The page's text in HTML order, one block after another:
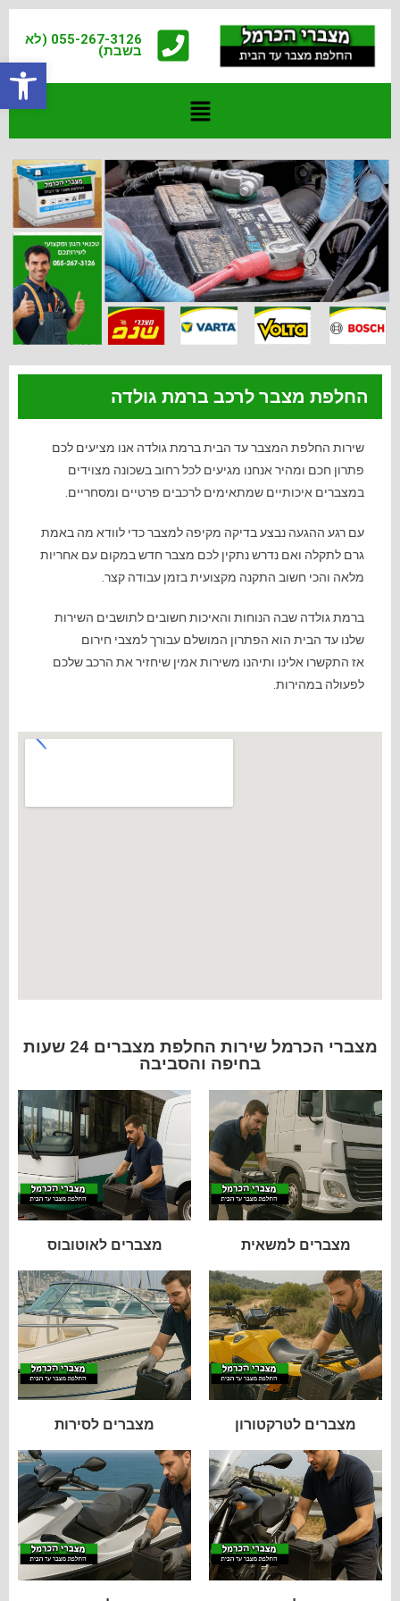
055-267-3126 (לא
בשבת)
החלפת מצבר לרכב ברמת גולדה
שירות החלפת המצבר עד הבית ברמת גולדה אנו מציעים לכם
פתרון חכם ומהיר אנחנו מגיעים לכל רחוב בשכונה מצוידים
במצברים איכותיים שמתאימים לרכבים פרטיים ומסחריים.
עם רגע ההגעה נבצע בדיקה מקיפה למצבר כדי לוודא מה באמת
גרם לתקלה ואם נדרש נתקין לכם מצבר חדש במקום עם אחריות
מלאה והכי חשוב התקנה מקצועית בזמן עבודה קצר.
ברמת גולדה שבה הנוחות והאיכות חשובים לתושבים השירות
שלנו עד הבית הוא הפתרון המושלם עבורך למצבי חירום
אז התקשרו אלינו ותיהנו משירות אמין שיחזיר את הרכב שלכם
לפעולה במהירות
מצברי הכרמל שירות החלפת מצברים 24 שעות
בחיפה והסביבה
מצברים למשאית
מצברים לטרקטורון
מצברים לאוטובוס
מצברים לסירות